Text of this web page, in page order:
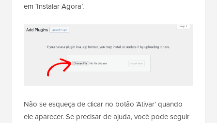
em ‘Instalar Agora’.
Não se esqueça de clicar no botão ‘Ativar’ quando
ele aparecer. Se precisar de ajuda, você pode seguir